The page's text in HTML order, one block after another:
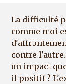
La difficulté
comme moi
contre
un impact
il positif ?